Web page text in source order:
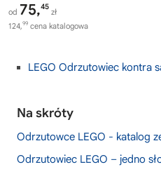
od 75,45
zł
124,99 cena katalogowa
LEGO Odrzutowiec kontra
Na skróty
Odrzutowce LEGO - katalog
Odrzutowiec LEGO – jedno